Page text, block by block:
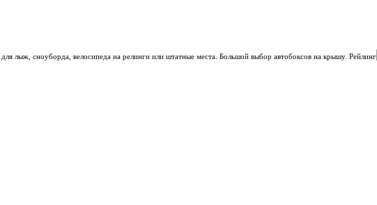
лыж, сноуборда, велосипеда на релинги или штатные места. Большой выбор автобоксов на крышу. Рейлинг